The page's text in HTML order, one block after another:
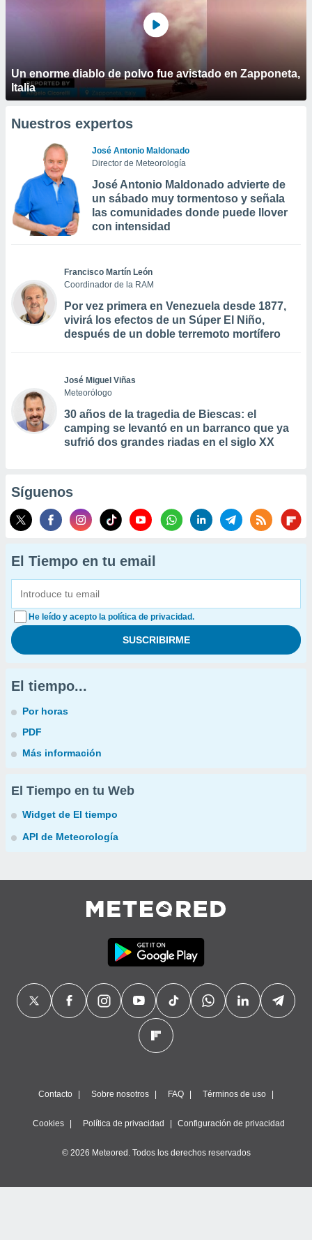
Un enorme diablo de polvo fue avistado en Zapponeta,
Italia
Nuestros expertos
José Antonio Maldonado
Director de Meteorología
José Antonio Maldonado advierte de
un sábado muy tormentoso y señala
las comunidades donde puede llover
con intensidad
Francisco Martín León
Coordinador de la RAM
Por vez primera en Venezuela desde 1877,
vivirá los efectos de un Súper El Niño,
después de un doble terremoto mortífero
José Miguel Viñas
Meteorólogo
30 años de la tragedia de Biescas: el
camping se levantó en un barranco que ya
sufrió dos grandes riadas en el siglo XX
Síguenos
El Tiempo en tu email
He leído y acepto la política de privacidad.
El tiempo...
Por horas
PDF
Más información
El Tiempo en tu Web
Widget de El tiempo
API de Meteorología
Contacto Sobre nosotros FAQ Términos de uso
Cookies Política de privacidad Configuración de privacidad
© 2026 Meteored. Todos los derechos reservados